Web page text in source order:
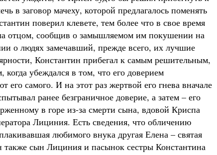
в заговор мачеху, которой предлагалось поменять
поверил клевете, тем более что в свое время
отцом, сообщив о замышляемом им покушении на
о людях замечавший, прежде всего, их лучшие
Константин прибегал к самым решительным,
когда убеждался в том, что его доверием
его самого. И на этот раз жертвой его гнева вначале
ранее безграничное доверие, а затем – его
в горе из-за смерти сына, вдовой Криспа
Лициния. Есть сведения, что обличению
любимого внука другая Елена – святая
сын Лициния и пасынок сестры Константина